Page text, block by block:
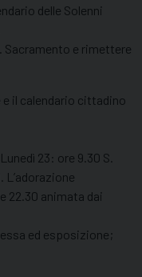
delle Solenni
Sacramento e rimettere
il calendario cittadino
23: ore 9.30 S.
L’adorazione
22.30 animata dai
ed esposizione;